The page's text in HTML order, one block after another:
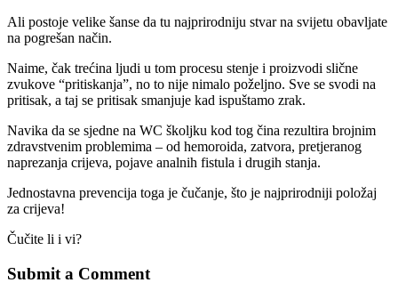
Ali postoje velike šanse da tu najprirodniju stvar na svijetu obavljate
na pogrešan način.
Naime, čak trećina ljudi u tom procesu stenje i proizvodi slične
zvukove “pritiskanja”, no to nije nimalo poželjno. Sve se svodi na
pritisak, a taj se pritisak smanjuje kad ispuštamo zrak.
Navika da se sjedne na WC školjku kod tog čina rezultira brojnim
zdravstvenim problemima – od hemoroida, zatvora, pretjeranog
naprezanja crijeva, pojave analnih fistula i drugih stanja.
Jednostavna prevencija toga je čučanje, što je najprirodniji položaj
za crijeva!
Čučite li i vi?
Submit a Comment